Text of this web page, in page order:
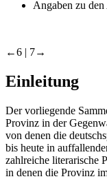
Angaben zu
←6 | 7→
Einleitung
Der vorliegende
Provinz in der
von denen die
bis heute in
zahlreiche literarische
in denen die Provinz